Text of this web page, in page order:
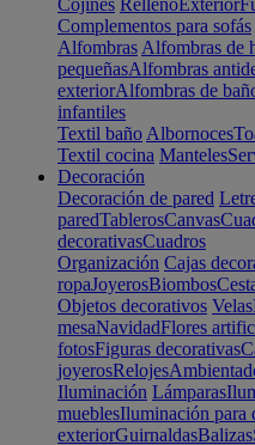
Cojines RellenoExterior
Complementos para sofás
Alfombras Alfombras de
pequeñasAlfombras
exteriorAlfombras de
infantiles
Textil baño Albornoces
Textil cocina Manteles
Decoración
Decoración de pared
paredTablerosCanvas
decorativasCuadros
Organización Cajas
ropaJoyerosBiombos
Objetos decorativos Velas
mesaNavidadFlores
fotosFiguras decorativas
joyerosRelojes
Iluminación Lámparas
mueblesIluminación para
exteriorGuirnaldasBalizas